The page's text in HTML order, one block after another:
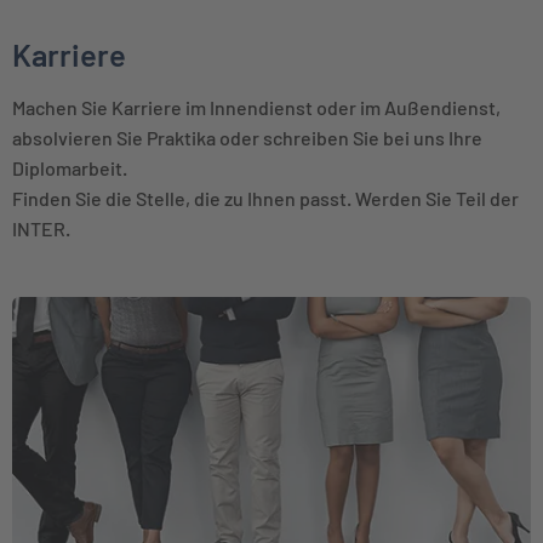
Karriere
Machen Sie Karriere im Innendienst oder im Außendienst,
absolvieren Sie Praktika oder schreiben Sie bei uns Ihre
Diplomarbeit.
Finden Sie die Stelle, die zu Ihnen passt. Werden Sie Teil der
INTER.
Weiter zu Jobbörse